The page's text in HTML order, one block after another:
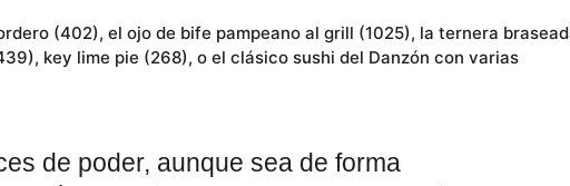
(402), el ojo de bife pampeano al grill (1025), la ternera
key lime pie (268), o el clásico sushi del Danzón con varias
de poder, aunque sea de forma